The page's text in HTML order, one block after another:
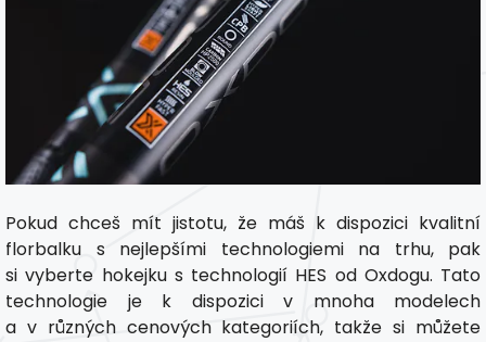
Pokud chceš mít jistotu, že máš k dispozici kvalitní
florbalku s nejlepšími technologiemi na trhu, pak
si vyberte hokejku s technologií HES od Oxdogu. Tato
technologie je k dispozici v mnoha modelech
a v různých cenových kategoriích, takže si můžete